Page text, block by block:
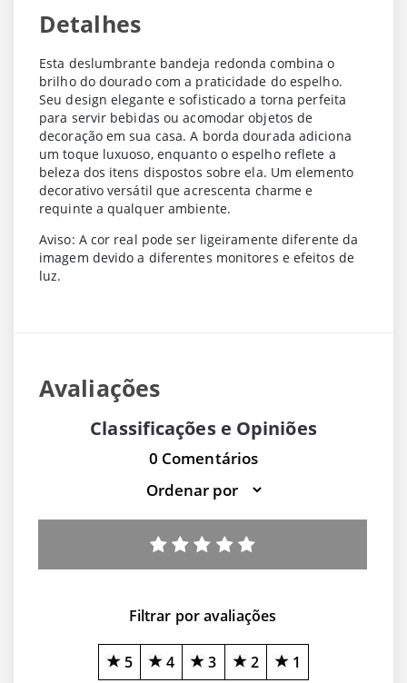
Detalhes
Esta deslumbrante bandeja redonda combina o
brilho do dourado com a praticidade do espelho.
Seu design elegante e sofisticado a torna perfeita
para servir bebidas ou acomodar objetos de
decoração em sua casa. A borda dourada adiciona
um toque luxuoso, enquanto o espelho reflete a
beleza dos itens dispostos sobre ela. Um elemento
decorativo versátil que acrescenta charme e
requinte a qualquer ambiente.
Aviso: A cor real pode ser ligeiramente diferente da
imagem devido a diferentes monitores e efeitos de
luz.
Avaliações
Classificações e Opiniões
0 Comentários
Filtrar por avaliações
5 4 3 2 1